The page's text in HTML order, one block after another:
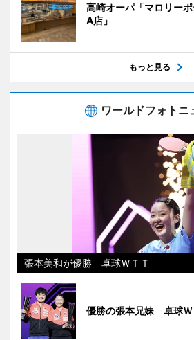
高崎オーパ「マロリー
A店」
もっと見る
ワールドフォトニ
張本美和が優勝 卓球ＷＴＴ
優勝の張本兄妹 卓球Ｗ